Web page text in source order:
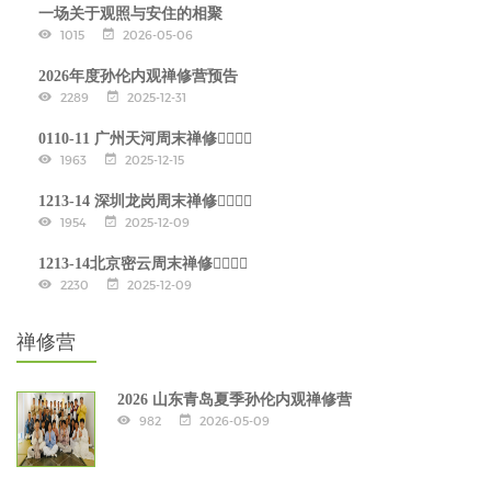
一场关于观照与安住的相聚
1015 2026-05-06
2026年度孙伦内观禅修营预告
2289 2025-12-31
0110-11 广州天河周末禅修🧘‍♂🧘‍♀
1963 2025-12-15
1213-14 深圳龙岗周末禅修🧘‍♂🧘‍♀
1954 2025-12-09
1213-14北京密云周末禅修🧘‍♂🧘‍♀
2230 2025-12-09
禅修营
2026 山东青岛夏季孙伦内观禅修营
982 2026-05-09